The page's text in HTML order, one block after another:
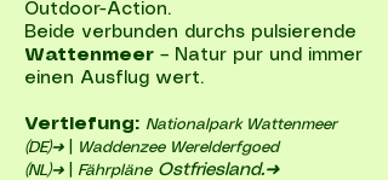
Outdoor-Action.
Beide verbunden durchs pulsierende
Wattenmeer – Natur pur und immer
einen Ausflug wert.
Vertiefung: Nationalpark Wattenmeer
(DE)➜
Waddenzee Werelderfgoed
(NL)➜
FährpläneOstfriesland.➜